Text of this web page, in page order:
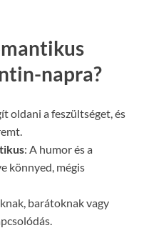
napra?
oldani a feszültséget, és
: A humor és a
könnyed, mégis
barátoknak vagy